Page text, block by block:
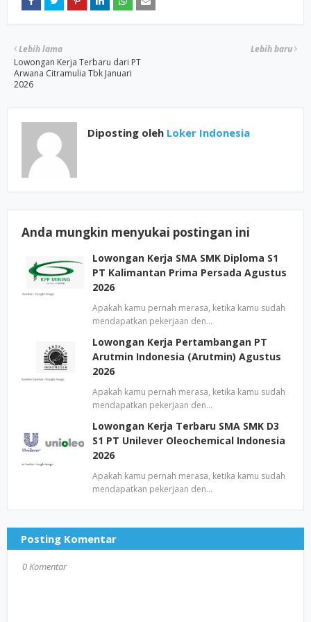
Lebih baru
Lebih lama
Lowongan Kerja Terbaru dari PT
Arwana Citramulia Tbk Januari
2026
Diposting oleh Loker Indonesia
Anda mungkin menyukai postingan ini
Lowongan Kerja SMA SMK Diploma S1
PT Kalimantan Prima Persada Agustus
2026
Apakah kamu pernah merasa, ketika kamu sudah
mendapatkan pekerjaan den…
Lowongan Kerja Pertambangan PT
Arutmin Indonesia (Arutmin) Agustus
2026
Apakah kamu pernah merasa, ketika kamu sudah
mendapatkan pekerjaan den…
Lowongan Kerja Terbaru SMA SMK D3
S1 PT Unilever Oleochemical Indonesia
2026
Apakah kamu pernah merasa, ketika kamu sudah
mendapatkan pekerjaan den…
Posting Komentar
0 Komentar